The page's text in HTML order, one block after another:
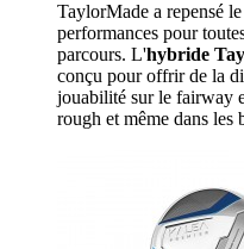
TaylorMade a repensé
performances pour
parcours. L'hybride
conçu pour offrir de la
jouabilité sur le fairway
rough et même dans les